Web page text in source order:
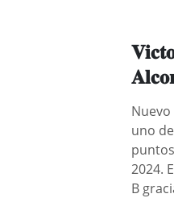
uno
2024.
B